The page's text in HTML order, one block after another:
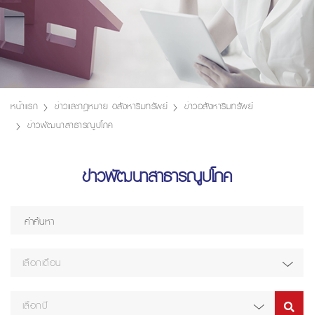
หน้าแรก ข่าวและกฎหมาย อสังหาริมทรัพย์
ข่าวอสังหาริมทรัพย์
ข่าวพัฒนาสาธารณูปโภค
ข่าวพัฒนาสาธารณูปโภค
เลือกเดือน
เลือกปี